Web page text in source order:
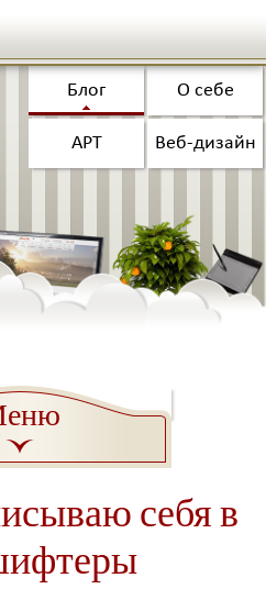
Блог О себе
АРТ Веб-дизайн
a
себя в